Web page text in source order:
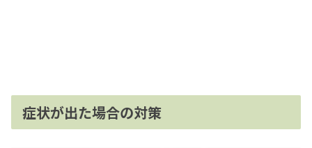
症状が出た場合の対策